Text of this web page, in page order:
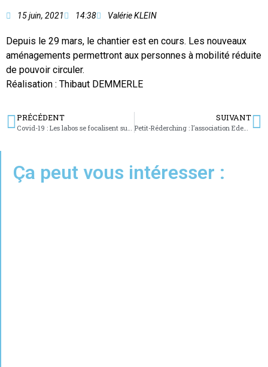
15 juin, 2021 14:38 Valérie KLEIN
Depuis le 29 mars, le chantier est en cours. Les nouveaux
aménagements permettront aux personnes à mobilité réduite
de pouvoir circuler.
Réalisation : Thibaut DEMMERLE
PRÉCÉDENT
Covid-19 : Les labos se focalisent sur les mutations
SUIVANT
Petit-Réderching : l’association Eden propose trois nouvelles Eden Box
Ça peut vous intéresser :